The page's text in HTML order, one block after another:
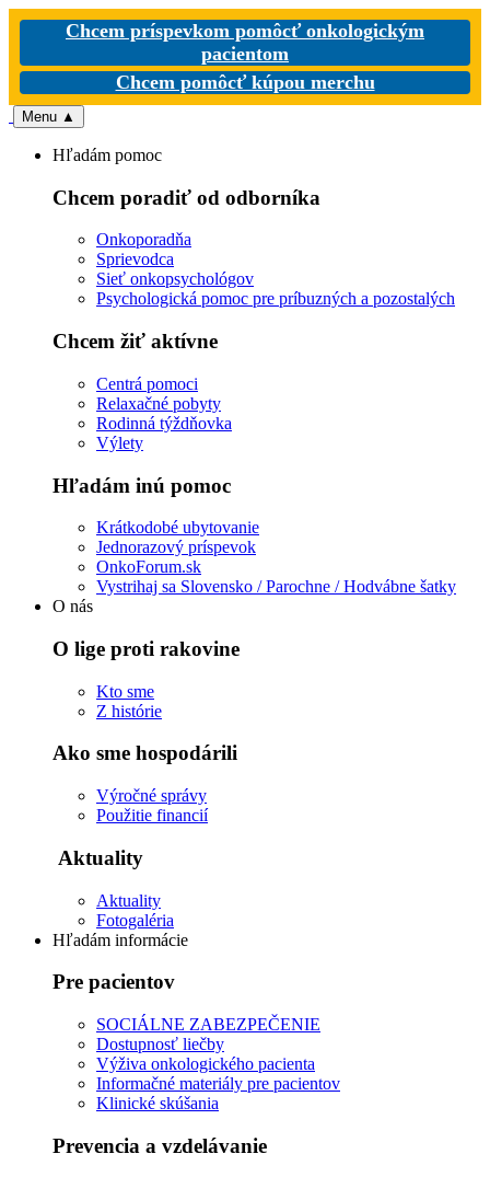
Chcem príspevkom pomôcť onkologickým
pacientom
Chcem pomôcť kúpou merchu
Menu ▲
Hľadám pomoc
Chcem poradiť od odborníka
Onkoporadňa
Sprievodca
Sieť onkopsychológov
Psychologická pomoc pre príbuzných a pozostalých
Chcem žiť aktívne
Centrá pomoci
Relaxačné pobyty
Rodinná týždňovka
Výlety
Hľadám inú pomoc
Krátkodobé ubytovanie
Jednorazový príspevok
OnkoForum.sk
Vystrihaj sa Slovensko / Parochne / Hodvábne šatky
O nás
O lige proti rakovine
Kto sme
Z histórie
Ako sme hospodárili
Výročné správy
Použitie financií
Aktuality
Aktuality
Fotogaléria
Hľadám informácie
Pre pacientov
SOCIÁLNE ZABEZPEČENIE
Dostupnosť liečby
Výživa onkologického pacienta
Informačné materiály pre pacientov
Klinické skúšania
Prevencia a vzdelávanie